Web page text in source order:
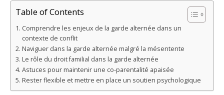
Table of Contents
Comprendre les enjeux de la garde alternée dans un
contexte de conflit
Naviguer dans la garde alternée malgré la mésentente
Le rôle du droit familial dans la garde alternée
Astuces pour maintenir une co-parentalité apaisée
Rester flexible et mettre en place un soutien psychologique